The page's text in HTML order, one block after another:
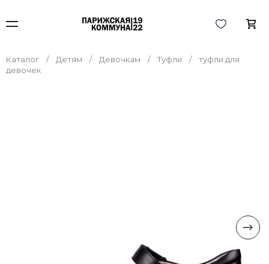
Каталог Детям Девочкам Туфли
туфли для
девочек